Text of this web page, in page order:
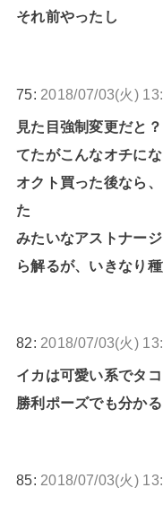
それ前やったし
75: 2018/07/03(火)
見た目強制変更だと
てたがこんなオチに
オクト買った後なら
た
みたいなアストナー
ら解るが、いきなり
82: 2018/07/03(火)
イカは可愛い系でタ
勝利ポーズでも分かる
85: 2018/07/03(火)